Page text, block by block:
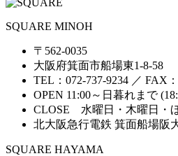
SQUARE MINOH
〒562-0035
大阪府箕面市船場東1-8-58
TEL：072-737-9234 ／ FAX
OPEN 11:00～日暮れまで
CLOSE 水曜日・木曜日・
北大阪急行電鉄 箕面船場阪
SQUARE HAYAMA